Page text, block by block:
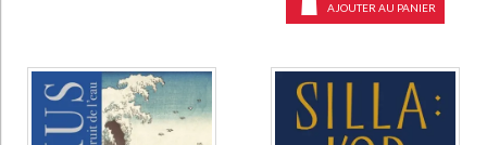
AJOUTER AU PANIER